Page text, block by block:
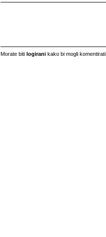
Morate biti logirani kako bi mogli komentirati.